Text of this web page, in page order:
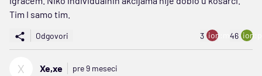
Tim I samo tim.
Odgovori 3 ion:minus
46
X Xe,xe pre 9 meseci